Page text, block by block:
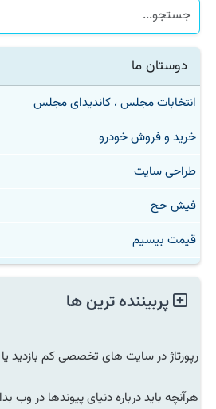
دوستان ما
انتخابات مجلس ، کاندیدای مجلس
خرید و فروش خودرو
طراحی سایت
فیش حج
قیمت بیسیم
پربیننده ترین ها
رپورتاژ در سایت های تخصصی کم بازدید
هرآنچه باید درباره دنیای پیوندها در وب